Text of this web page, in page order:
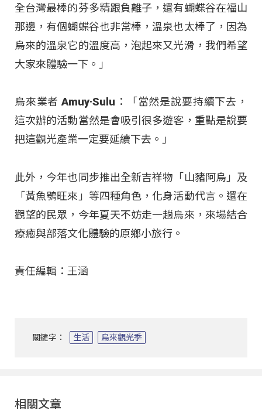
全台灣最棒的芬多精跟負離子，還有蝴蝶谷在福山
那邊，有個蝴蝶谷也非常棒，溫泉也太棒了，因為
烏來的溫泉它的溫度高，泡起來又光滑，我們希望
大家來體驗一下。」
烏來業者 Amuy·Sulu：「當然是說要持續下去，
這次辦的活動當然是會吸引很多遊客，重點是說要
把這觀光產業一定要延續下去。」
此外，今年也同步推出全新吉祥物「山豬阿烏」及
「黃魚鴞旺來」等四種角色，化身活動代言。還在
觀望的民眾，今年夏天不妨走一趟烏來，來場結合
療癒與部落文化體驗的原鄉小旅行。
責任編輯：王涵
關鍵字： 生活 烏來觀光季
相關文章